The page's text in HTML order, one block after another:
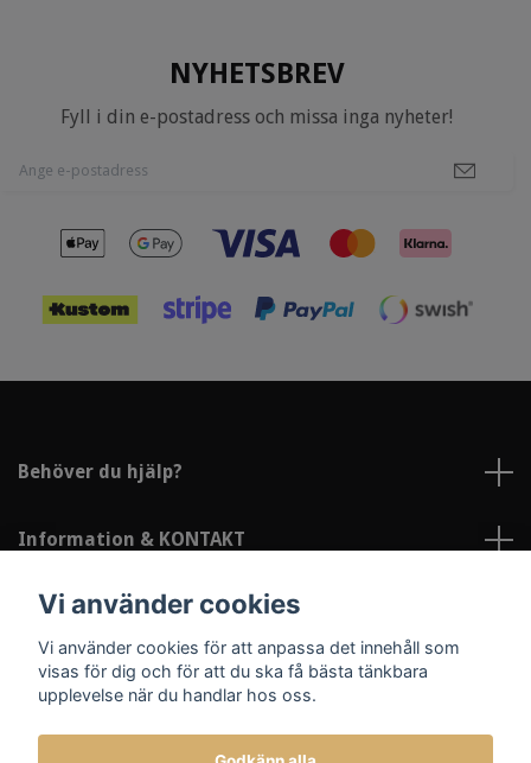
NYHETSBREV
Fyll i din e-postadress och missa inga nyheter!
Behöver du hjälp?
Information & KONTAKT
Sociala medier
Vi använder cookies
Vi använder cookies för att anpassa det innehåll som
visas för dig och för att du ska få bästa tänkbara
upplevelse när du handlar hos oss.